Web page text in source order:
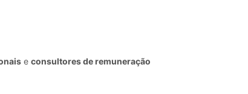
e consultores de remuneração